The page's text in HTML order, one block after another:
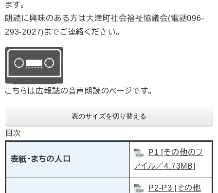
ます。
朗読に興味のある方は大津町社会福祉協議会(電話096-
293-2027)までご連絡ください。
こちらは広報誌の音声朗読のページです。
表のサイズを切り替える
目次
表紙・まちの人口
P1 [その他のフ
ァイル／4.73MB]
P2-P3 [その他